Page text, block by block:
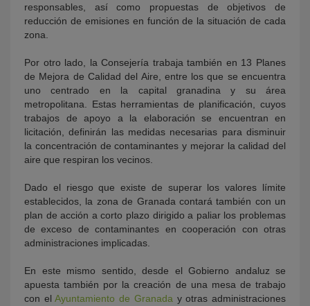
responsables, así como propuestas de objetivos de
reducción de emisiones en función de la situación de cada
zona.
Por otro lado, la Consejería trabaja también en 13 Planes
de Mejora de Calidad del Aire, entre los que se encuentra
uno centrado en la capital granadina y su área
metropolitana. Estas herramientas de planificación, cuyos
trabajos de apoyo a la elaboración se encuentran en
licitación, definirán las medidas necesarias para disminuir
la concentración de contaminantes y mejorar la calidad del
aire que respiran los vecinos.
Dado el riesgo que existe de superar los valores límite
establecidos, la zona de Granada contará también con un
plan de acción a corto plazo dirigido a paliar los problemas
de exceso de contaminantes en cooperación con otras
administraciones implicadas.
En este mismo sentido, desde el Gobierno andaluz se
apuesta también por la creación de una mesa de trabajo
con elAyuntamiento de Granaday otras administraciones